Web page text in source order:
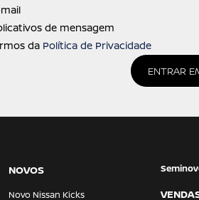
de mensagem
da Política de Privacidade
ENTRAR
NOVOS
Novo Nissan Kicks